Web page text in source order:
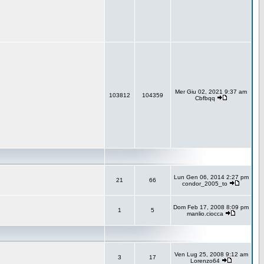
103812 104359
Mer Giu 02, 2021 9:37 am
Cbfbqq
21 66
Lun Gen 06, 2014 2:27 pm
condor_2005_to
1 5
Dom Feb 17, 2008 8:09 pm
manlio.ciocca
3 17
Ven Lug 25, 2008 9:12 am
Lorenzo64